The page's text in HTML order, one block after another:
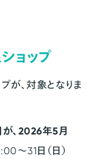
ョップ
が、対象となりま
が、2026年5月
〜31日（日）